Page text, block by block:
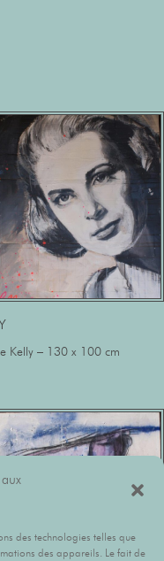
des technologies telles que
des appareils. Le fait de
Kelly – 130 x 100 cm